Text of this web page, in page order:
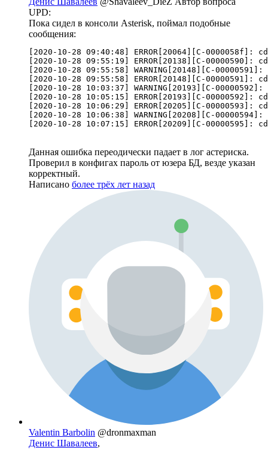
UPD:
Пока сидел в консоли Asterisk, поймал подобные
сообщения:
[2020-10-28 09:40:48] ERROR[20064][C-
[2020-10-28 09:55:19] ERROR[20138][C-
[2020-10-28 09:55:58] WARNING[20148][C-
[2020-10-28 09:55:58] ERROR[20148][C-
[2020-10-28 10:03:37] WARNING[20193][C-
[2020-10-28 10:05:15] ERROR[20193][C-
[2020-10-28 10:06:29] ERROR[20205][C-
[2020-10-28 10:06:38] WARNING[20208][C-
[2020-10-28 10:07:15] ERROR[20209][C-
Данная ошибка переодически падает в лог астериска.
Проверил в конфигах пароль от юзера БД, везде указан
корректный.
Написано более трёх лет назад
Valentin Barbolin @dronmaxman
Денис Шавалеев,